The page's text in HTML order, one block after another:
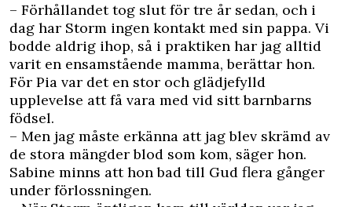
– Förhållandet tog slut för tre år sedan, och i
dag har Storm ingen kontakt med sin pappa. Vi
bodde aldrig ihop, så i praktiken har jag alltid
varit en ensamstående mamma, berättar hon.
För Pia var det en stor och glädjefylld
upplevelse att få vara med vid sitt barnbarns
födsel.
– Men jag måste erkänna att jag blev skrämd av
de stora mängder blod som kom, säger hon.
Sabine minns att hon bad till Gud flera gånger
under förlossningen.